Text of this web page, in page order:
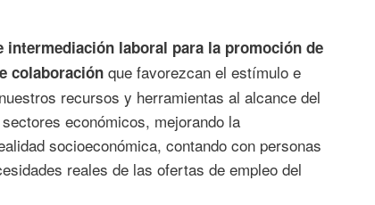
intermediación laboral para la promoción de
colaboración que favorezcan el estímulo e
recursos y herramientas al alcance del
económicos, mejorando la
socioeconómica, contando con personas
reales de las ofertas de empleo del